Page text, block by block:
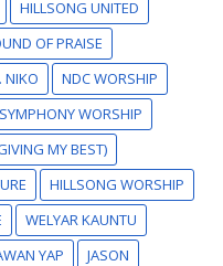
HILLSONG UNITED
OF PRAISE
NIKO
NDC WORSHIP
SYMPHONY WORSHIP
MY BEST)
HILLSONG WORSHIP
WELYAR KAUNTU
YAP
JASON